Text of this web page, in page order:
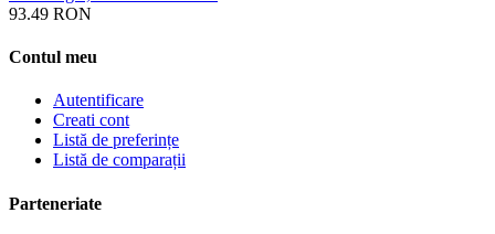
93.49 RON
Contul meu
Autentificare
Creati cont
Listă de preferințe
Listă de comparații
Parteneriate